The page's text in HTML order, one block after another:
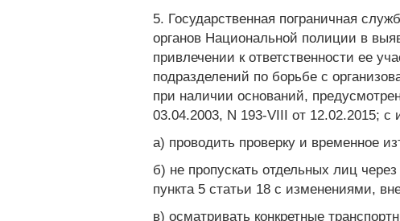
5. Государственная пограничная
органов Национальной полиции в
привлечении к ответственности ее
подразделений по борьбе с
при наличии оснований,
03.04.2003, N 193-VIII от 12.02.2015;
а) проводить проверку и временное
б) не пропускать отдельных лиц
пункта 5 статьи 18 с изменениями,
в) осматривать конкретные